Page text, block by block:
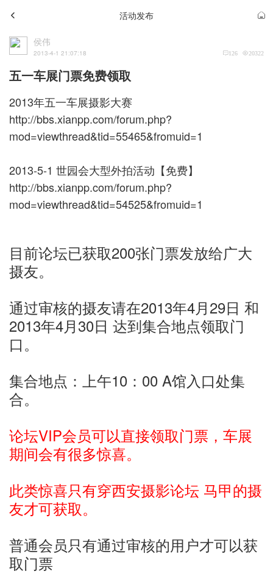
活动发布
侯伟
2013-4-1 21:07:18 126 20322
五一车展门票免费领取
2013年五一车展摄影大赛
http://bbs.xianpp.com/forum.php?
mod=viewthread&tid=55465&fromuid=1
2013-5-1 世园会大型外拍活动【免费】
http://bbs.xianpp.com/forum.php?
mod=viewthread&tid=54525&fromuid=1
目前论坛已获取200张门票发放给广大
摄友。
通过审核的摄友请在2013年4月29日 和
2013年4月30日 达到集合地点领取门
口。
集合地点：上午10：00 A馆入口处集
合。
论坛VIP会员可以直接领取门票，车展
期间会有很多惊喜。
此类惊喜只有穿西安摄影论坛 马甲的摄
友才可获取。
普通会员只有通过审核的用户才可以获
取门票